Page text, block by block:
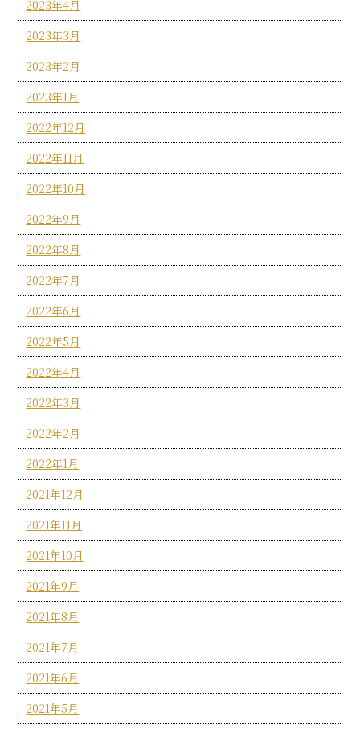
2023年4月
2023年3月
2023年2月
2023年1月
2022年12月
2022年11月
2022年10月
2022年9月
2022年8月
2022年7月
2022年6月
2022年5月
2022年4月
2022年3月
2022年2月
2022年1月
2021年12月
2021年11月
2021年10月
2021年9月
2021年8月
2021年7月
2021年6月
2021年5月